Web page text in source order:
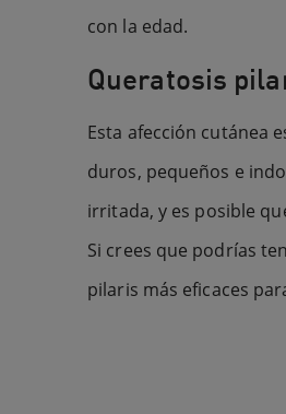
con la edad.
Queratosis
Esta afección cutánea
duros, pequeños e
irritada, y es posible
Si crees que podrías
pilaris más eficaces